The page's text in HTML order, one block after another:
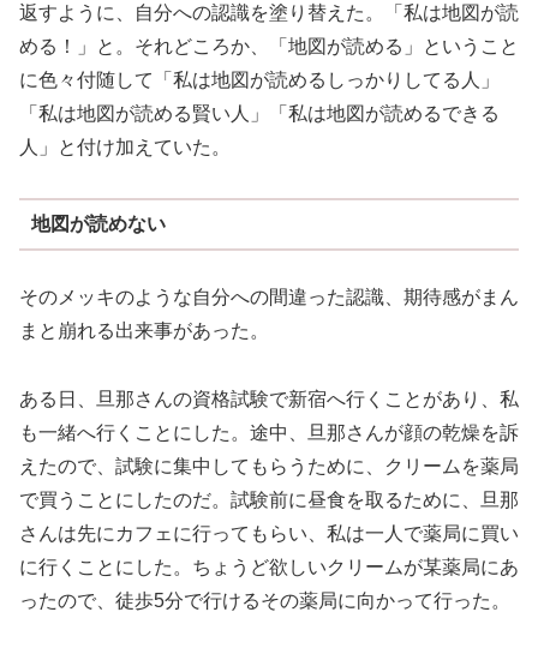
返すように、自分への認識を塗り替えた。「私は地図が読
める！」と。それどころか、「地図が読める」ということ
に色々付随して「私は地図が読めるしっかりしてる人」
「私は地図が読める賢い人」「私は地図が読めるできる
人」と付け加えていた。
地図が読めない
そのメッキのような自分への間違った認識、期待感がまん
まと崩れる出来事があった。
ある日、旦那さんの資格試験で新宿へ行くことがあり、私
も一緒へ行くことにした。途中、旦那さんが顔の乾燥を訴
えたので、試験に集中してもらうために、クリームを薬局
で買うことにしたのだ。試験前に昼食を取るために、旦那
さんは先にカフェに行ってもらい、私は一人で薬局に買い
に行くことにした。ちょうど欲しいクリームが某薬局にあ
ったので、徒歩5分で行けるその薬局に向かって行った。